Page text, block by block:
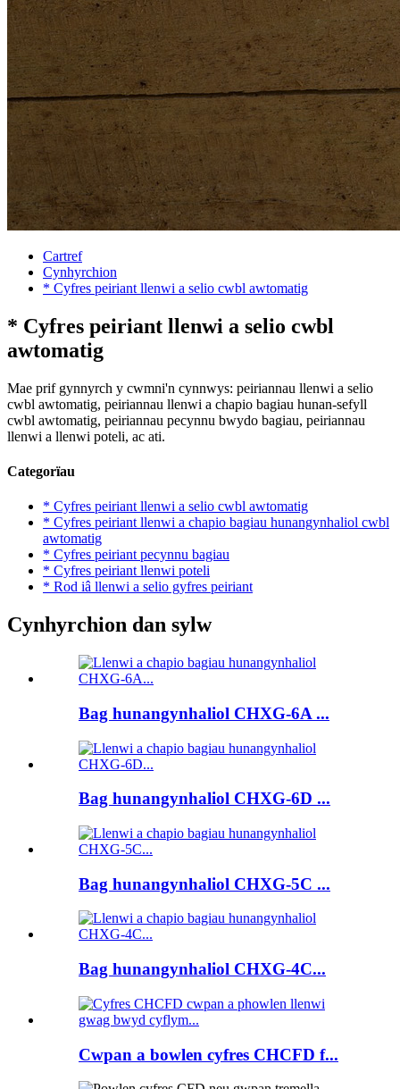
Cartref
Cynhyrchion
* Cyfres peiriant llenwi a selio cwbl awtomatig
* Cyfres peiriant llenwi a selio cwbl
awtomatig
Mae prif gynnyrch y cwmni'n cynnwys: peiriannau llenwi a selio
cwbl awtomatig, peiriannau llenwi a chapio bagiau hunan-sefyll
cwbl awtomatig, peiriannau pecynnu bwydo bagiau, peiriannau
llenwi a llenwi poteli, ac ati.
Categorïau
* Cyfres peiriant llenwi a selio cwbl awtomatig
* Cyfres peiriant llenwi a chapio bagiau hunangynhaliol cwbl
awtomatig
* Cyfres peiriant pecynnu bagiau
* Cyfres peiriant llenwi poteli
* Rod iâ llenwi a selio gyfres peiriant
Cynhyrchion dan sylw
Bag hunangynhaliol CHXG-6A ...
Bag hunangynhaliol CHXG-6D ...
Bag hunangynhaliol CHXG-5C ...
Bag hunangynhaliol CHXG-4C...
Cwpan a bowlen cyfres CHCFD f...